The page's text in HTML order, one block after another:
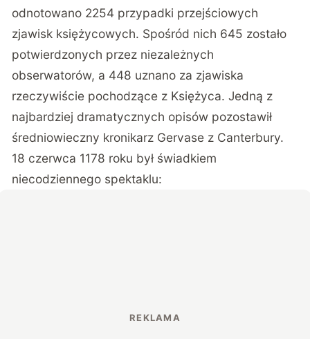
odnotowano 2254 przypadki przejściowych
zjawisk księżycowych. Spośród nich 645 zostało
potwierdzonych przez niezależnych
obserwatorów, a 448 uznano za zjawiska
rzeczywiście pochodzące z Księżyca. Jedną z
najbardziej dramatycznych opisów pozostawił
średniowieczny kronikarz Gervase z Canterbury.
18 czerwca 1178 roku był świadkiem
niecodziennego spektaklu: